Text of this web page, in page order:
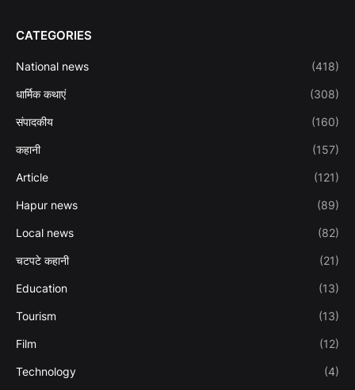
CATEGORIES
National news (418)
धार्मिक कथाएं (308)
संपादकीय (160)
कहानी (157)
Article (121)
Hapur news (89)
Local news (82)
चटपटे कहानी (21)
Education (13)
Tourism (13)
Film (12)
Technology (4)